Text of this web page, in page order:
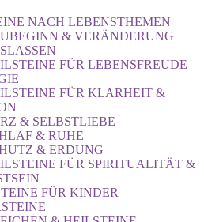
NACH LEBENSTHEMEN
& VERÄNDERUNG
FÜR LEBENSFREUDE
FÜR KLARHEIT &
& SELBSTLIEBE
& RUHE
& ERDUNG
FÜR SPIRITUALITÄT &
FÜR KINDER